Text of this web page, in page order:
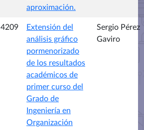
aproximación.
4209
Extensión del
análisis gráfico
pormenorizado
de los resultados
académicos de
primer curso del
Grado de
Ingeniería en
Organización
Sergio Pérez
Gaviro